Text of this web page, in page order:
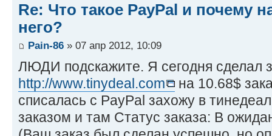
Re: Что такое PayPal и почему
него?
Pain-86 » 07 апр 2012, 10:09
ЛЮДИ подскажите. Я сегодня сделал
http://www.tinydeal.com
на 10.68$
списалась с PayPal захожу в
заказом и там Статус заказа: В